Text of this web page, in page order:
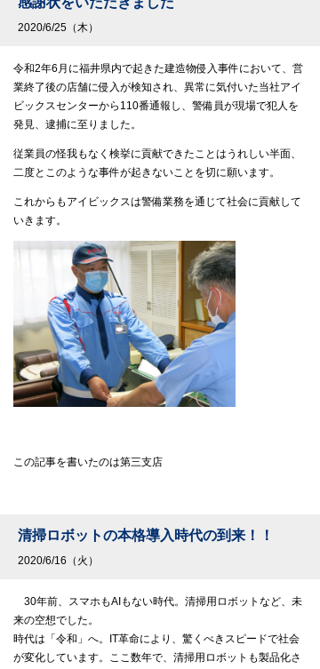
2020/6/25（木）
令和2年6月に福井県内で起きた建造物侵入事件において、営
業終了後の店舗に侵入が検知され、異常に気付いた当社アイ
ビックスセンターから110番通報し、警備員が現場で犯人を
発見、逮捕に至りました。
従業員の怪我もなく検挙に貢献できたことはうれしい半面、
二度とこのような事件が起きないことを切に願います。
これからもアイビックスは警備業務を通じて社会に貢献して
いきます。
この記事を書いたのは第三支店
清掃ロボットの本格導入時代の到来！！
2020/6/16（火）
30年前、スマホもAIもない時代。清掃用ロボットなど、未
来の空想でした。
時代は「令和」へ。IT革命により、驚くべきスピードで社会
が変化しています。ここ数年で、清掃用ロボットも製品化さ